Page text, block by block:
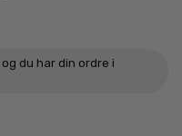
og du har din ordre i